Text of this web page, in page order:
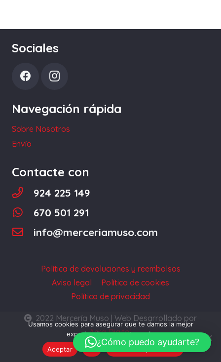
Sociales
Navegación rápida
Sobre Nosotros
Envío
Contacte con
924 225 149
670 501 291
info@merceriamuso.com
Política de devoluciones y reembolsos
Aviso legal
Política de cookies
Política de privacidad
2022 Mercería Muso | Web Desarrollado por
Acra Digital
¿Cómo puedo ayudarte?
Usamos cookies para asegurar que te damos la mejor
experiencia en nuestra web.
Aceptar
No Política de privacidad